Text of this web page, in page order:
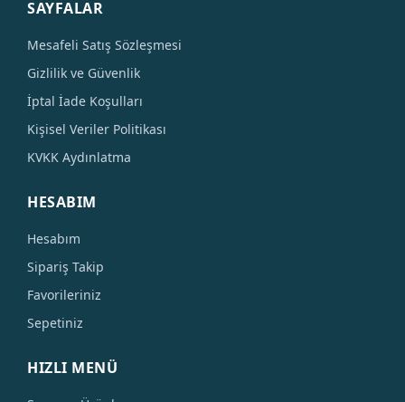
SAYFALAR
Mesafeli Satış Sözleşmesi
Gizlilik ve Güvenlik
İptal İade Koşulları
Kişisel Veriler Politikası
KVKK Aydınlatma
HESABIM
Hesabım
Sipariş Takip
Favorileriniz
Sepetiniz
HIZLI MENÜ